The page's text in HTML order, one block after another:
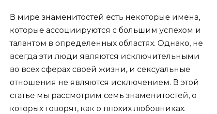
В мире знаменитостей есть некоторые имена,
которые ассоциируются с большим успехом и
талантом в определенных областях. Однако, не
всегда эти люди являются исключительными
во всех сферах своей жизни, и сексуальные
отношения не являются исключением. В этой
статье мы рассмотрим семь знаменитостей, о
которых говорят, как о плохих любовниках.